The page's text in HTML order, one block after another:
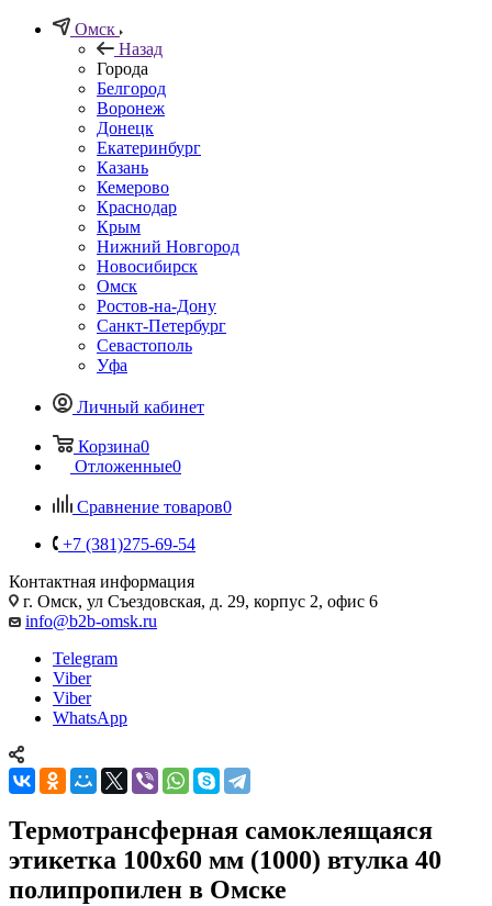
Омск
Назад
Города
Белгород
Воронеж
Донецк
Екатеринбург
Казань
Кемерово
Краснодар
Крым
Нижний Новгород
Новосибирск
Омск
Ростов-на-Дону
Санкт-Петербург
Севастополь
Уфа
Личный кабинет
Корзина0
Отложенные0
Сравнение товаров0
+7 (381)275-69-54
Контактная информация
г. Омск, ул Съездовская, д. 29, корпус 2, офис 6
info@b2b-omsk.ru
Telegram
Viber
Viber
WhatsApp
Термотрансферная самоклеящаяся
этикетка 100x60 мм (1000) втулка 40
полипропилен в Омске